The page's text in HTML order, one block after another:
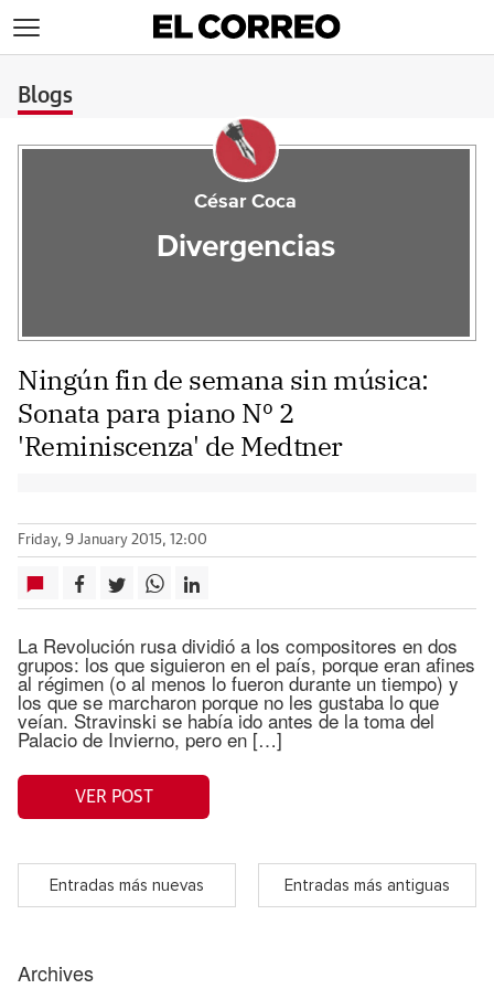
Blogs
César Coca
Divergencias
Ningún fin de semana sin música:
Sonata para piano Nº 2
'Reminiscenza' de Medtner
Friday, 9 January 2015, 12:00
La Revolución rusa dividió a los compositores en dos
grupos: los que siguieron en el país, porque eran afines
al régimen (o al menos lo fueron durante un tiempo) y
los que se marcharon porque no les gustaba lo que
veían. Stravinski se había ido antes de la toma del
Palacio de Invierno, pero en […]
VER POST
Entradas más nuevas Entradas más antiguas
Archives